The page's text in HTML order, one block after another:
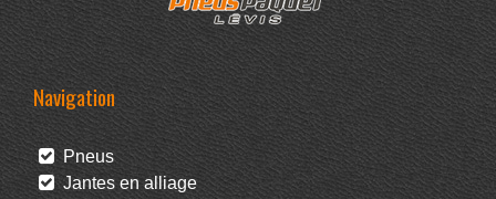
Navigation
Pneus
Jantes en alliage